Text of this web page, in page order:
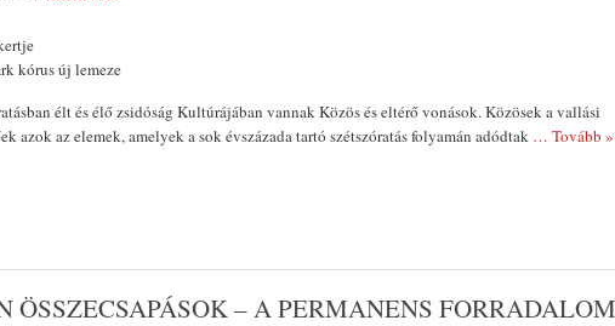
kórus új lemeze
élt és élő zsidóság Kultúrájában vannak Közös és eltérő vonások. Közösek a vallási
azok az elemek, amelyek a sok évszá­zada tartó szétszóratás folyamán adódtak … Tovább »
ÖSSZECSAPÁSOK – A PERMANENS FORRADALOM